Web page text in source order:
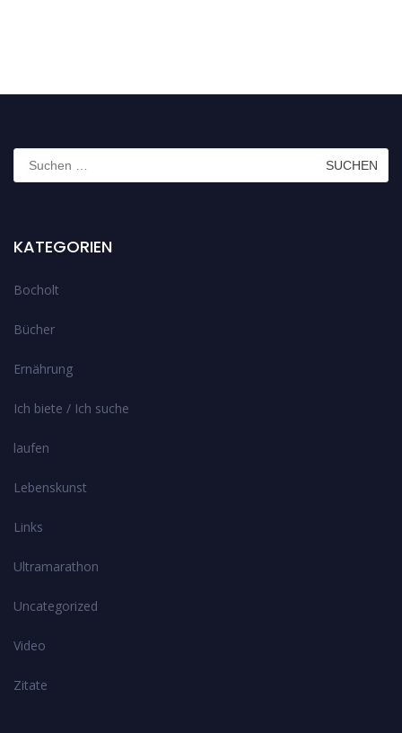
Suchen
nach:
KATEGORIEN
Bocholt
Bücher
Ernährung
Ich biete / Ich suche
laufen
Lebenskunst
Links
Ultramarathon
Uncategorized
Video
Zitate